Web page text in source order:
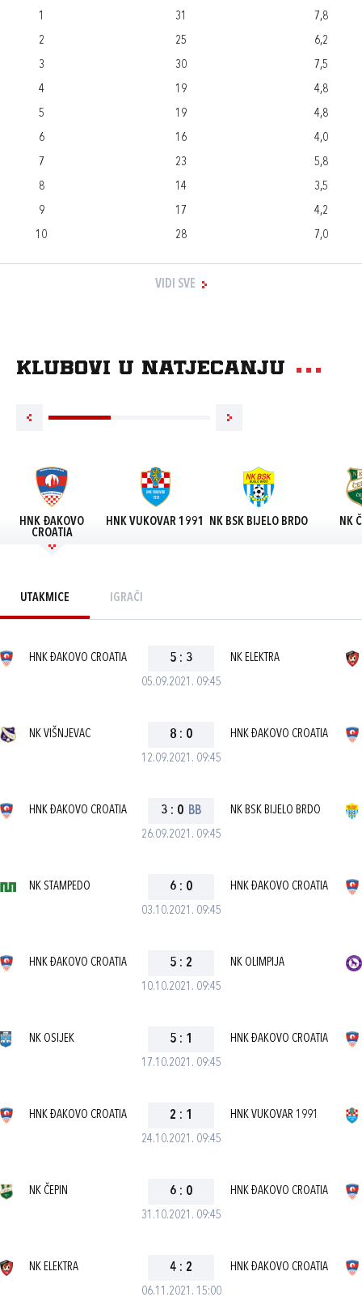
1 31
7,8
2
25
6,2
3
30
7,5
4
19
4,8
5
19
4,8
6
16
4,0
7
23
5,8
8
14
3,5
9
17
4,2
10
28 7,0
VIDI SVE
Klubovi u natjecanju
HNK ĐAKOVO
CROATIA
HNK VUKOVAR 1991 NK BSK BIJELO BRDO NK
UTAKMICE IGRAČI
05.09.2021. 09:45
HNK ĐAKOVO CROATIA 5 : 3 NK ELEKTRA
12.09.2021. 09:45
NK VIŠNJEVAC 8 : 0 HNK ĐAKOVO CROATIA
26.09.2021. 09:45
HNK ĐAKOVO CROATIA 3 : 0 BB NK BSK BIJELO BRDO
03.10.2021. 09:45
NK STAMPEDO 6 : 0 HNK ĐAKOVO CROATIA
10.10.2021. 09:45
HNK ĐAKOVO CROATIA 5 : 2 NK OLIMPIJA
17.10.2021. 09:45
NK OSIJEK 5 : 1 HNK ĐAKOVO CROATIA
24.10.2021. 09:45
HNK ĐAKOVO CROATIA 2 : 1 HNK VUKOVAR 1991
31.10.2021. 09:45
NK ČEPIN 6 : 0 HNK ĐAKOVO CROATIA
06.11.2021. 15:00
NK ELEKTRA 4 : 2 HNK ĐAKOVO CROATIA